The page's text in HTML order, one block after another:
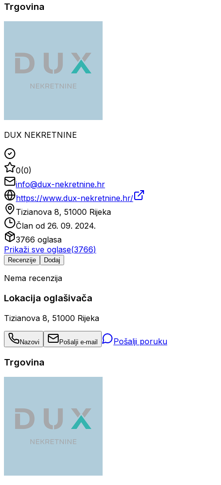
Trgovina
DUX NEKRETNINE
0(0)
info@dux-nekretnine.hr
https://www.dux-nekretnine.hr/
Tizianova 8, 51000 Rijeka
Član od 26. 09. 2024.
3766 oglasa
Prikaži sve oglase(3766)
Recenzije Dodaj
Nema recenzija
Lokacija oglašivača
Tizianova 8, 51000 Rijeka
Nazovi Pošalji e-mail Pošalji poruku
Trgovina